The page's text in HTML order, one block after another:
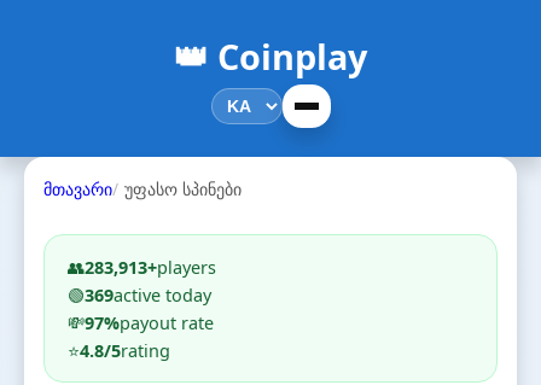
👑 Coinplay
მთავარი უფასო სპინები
👥283,913+players
🟢369active today
💸97%payout rate
⭐4.8/5rating